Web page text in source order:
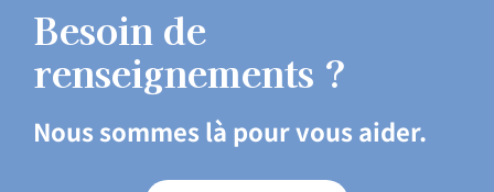
Besoin de
renseignements ?
Nous sommes là pour vous aider.